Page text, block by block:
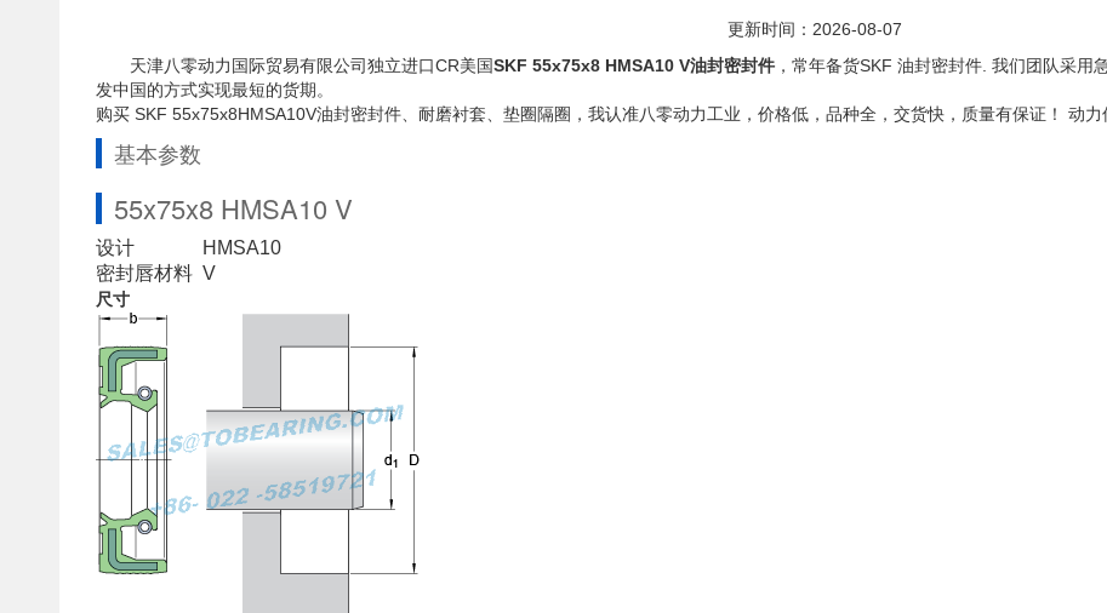
更新时间：2026-08-07
天津八零动力国际贸易有限公司独立进口CR美国SKF 55x75x8 HMSA10 V油封密封件，常年备货SKF 油封密封件. 我们团队采用
发中国的方式实现最短的货期。
购买 SKF 55x75x8HMSA10V油封密封件、耐磨衬套、垫圈隔圈，我认准八零动力工业，价格低，品种全，交货快，质量有保证！ 动
基本参数
55x75x8 HMSA10 V
设计
HMSA10
密封唇材料 V
尺寸